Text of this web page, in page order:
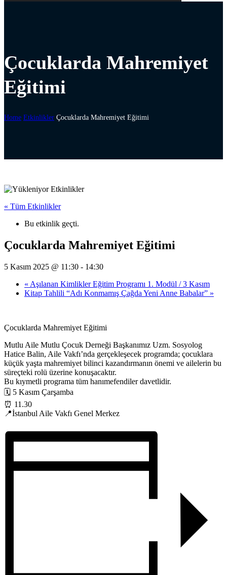
Çocuklarda Mahremiyet
Eğitimi
Home Etkinlikler Çocuklarda Mahremiyet Eğitimi
« Tüm Etkinlikler
Bu etkinlik geçti.
Çocuklarda Mahremiyet Eğitimi
5 Kasım 2025 @ 11:30 - 14:30
« Aşılanan Kimlikler Eğitim Programı 1. Modül / 3 Kasım
Kitap Tahlili “Adı Konmamış Çağda Yeni Anne Babalar” »
Çocuklarda Mahremiyet Eğitimi
Mutlu Aile Mutlu Çocuk Derneği Başkanımız Uzm. Sosyolog
Hatice Balin, Aile Vakfı’nda gerçekleşecek programda; çocuklara
küçük yaşta mahremiyet bilinci kazandırmanın önemi ve ailelerin bu
süreçteki rolü üzerine konuşacaktır.
Bu kıymetli programa tüm hanımefendiler davetlidir.
🗓️ 5 Kasım Çarşamba
⏰ 11.30
📍İstanbul Aile Vakfı Genel Merkez